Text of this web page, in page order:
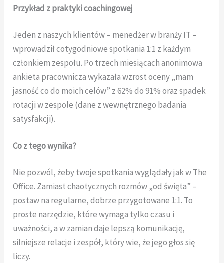
Przykład z praktyki coachingowej
Jeden z naszych klientów – menedżer w branży IT –
wprowadził cotygodniowe spotkania 1:1 z każdym
członkiem zespołu. Po trzech miesiącach anonimowa
ankieta pracownicza wykazała wzrost oceny „mam
jasność co do moich celów” z 62% do 91% oraz spadek
rotacji w zespole (dane z wewnętrznego badania
satysfakcji).
Co z tego wynika?
Nie pozwól, żeby twoje spotkania wyglądały jak w The
Office. Zamiast chaotycznych rozmów „od święta” –
postaw na regularne, dobrze przygotowane 1:1. To
proste narzędzie, które wymaga tylko czasu i
uważności, a w zamian daje lepszą komunikację,
silniejsze relacje i zespół, który wie, że jego głos się
liczy.